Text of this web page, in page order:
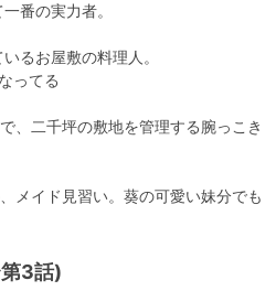
番の実力者。
るお屋敷の料理人。
ってる
、二千坪の敷地を管理する腕っこき
メイド見習い。葵の可愛い妹分でも
3話)